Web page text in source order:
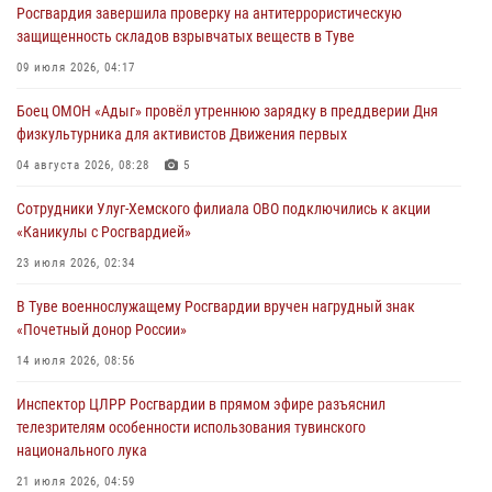
31 июля 2026, 03:49
Сотрудники вневедомственной охраны приняли участие в акции
26 сигналов «Тревога» с автотранспортов отработали экипажи
29 июля 2026, 08:37
В Туве офицер Росгвардии подвела итоги юбилейного личного
28 июля 2026, 07:48
Росгвардия завершила проверку на антитеррористическую
защищенность складов взрывчатых веществ в Туве
09 июля 2026, 04:17
Боец ОМОН «Адыг» провёл утреннюю зарядку в преддверии Дня
физкультурника для активистов Движения первых
04 августа 2026, 08:28 5
Сотрудники Улуг-Хемского филиала ОВО подключились к акции
«Каникулы с Росгвардией»
23 июля 2026, 02:34
В Туве военнослужащему Росгвардии вручен нагрудный знак
«Почетный донор России»
14 июля 2026, 08:56
Инспектор ЦЛРР Росгвардии в прямом эфире разъяснил
телезрителям особенности использования тувинского
национального лука
21 июля 2026, 04:59